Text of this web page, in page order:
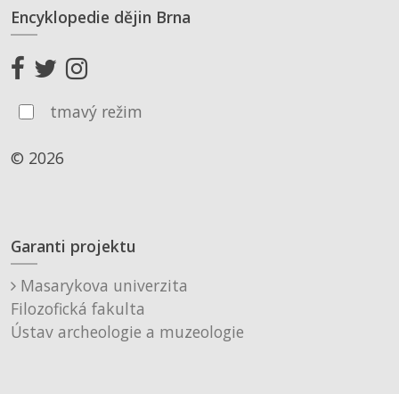
Encyklopedie dějin Brna
tmavý režim
© 2026
Garanti projektu
Masarykova univerzita
Filozofická fakulta
Ústav archeologie a muzeologie